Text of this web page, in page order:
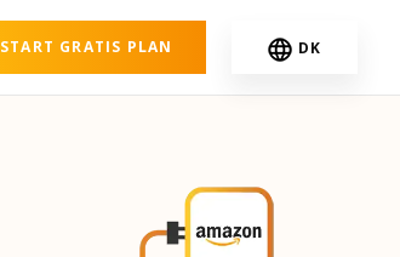
START GRATIS PLAN DK